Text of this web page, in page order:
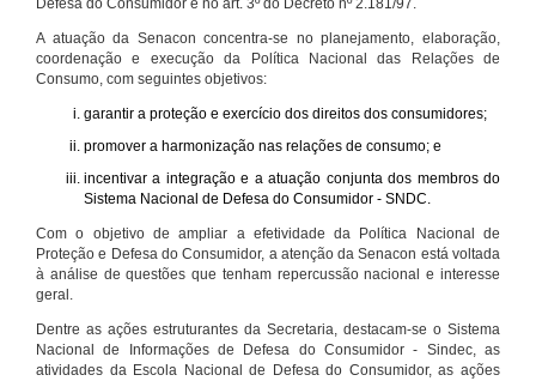
Defesa do Consumidor e no art. 3º do Decreto nº 2.181/97.
A atuação da Senacon concentra-se no planejamento, elaboração,
coordenação e execução da Política Nacional das Relações de
Consumo, com seguintes objetivos:
garantir a proteção e exercício dos direitos dos consumidores;
promover a harmonização nas relações de consumo; e
incentivar a integração e a atuação conjunta dos membros do
Sistema Nacional de Defesa do Consumidor - SNDC.
Com o objetivo de ampliar a efetividade da Política Nacional de
Proteção e Defesa do Consumidor, a atenção da Senacon está voltada
à análise de questões que tenham repercussão nacional e interesse
geral.
Dentre as ações estruturantes da Secretaria, destacam-se o Sistema
Nacional de Informações de Defesa do Consumidor - Sindec, as
atividades da Escola Nacional de Defesa do Consumidor, as ações